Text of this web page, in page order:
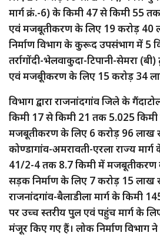
मार्ग क्रं.-6) के किमी 47 से किमी 55
एवं मजबूतीकरण के लिए 19 करोड़ 40
निर्माण विभाग के कुरूद उपसंभाग में 5
तर्रागोंदी-भेलवाकुदा-टिपानी-सेमरा
एवं मजबूीकरण के लिए 15 करोड़ 34
विभाग द्वारा राजनांदगांव जिले के
किमी 17 से किमी 21 तक 5.025
मजबूतीकरण के लिए 6 करोड़ 96 लाख
कोण्डागांव-अमरावती-एरला राज्य
41/2-4 तक 8.7 किमी में मजबूतीकरण
सड़क निर्माण के लिए 7 करोड़ 15
राजनांदगांव-बैलाडीला मार्ग के किमी
पर उच्च स्तरीय पुल एवं पहुंच मार्ग के
मंजूर किए गए हैं। लोक निर्माण विभाग